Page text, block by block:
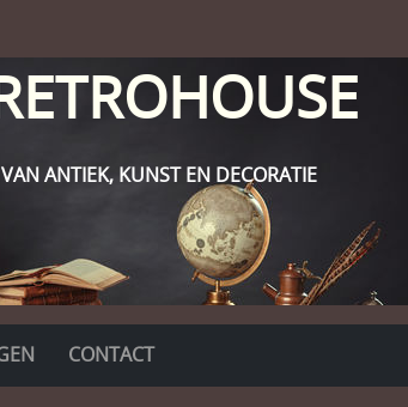
ANTIEK, KUNST EN DECORATIE
CONTACT